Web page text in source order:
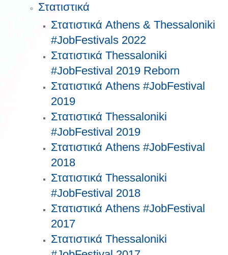
Στατιστικά
Στατιστικά Athens & Thessaloniki
#JobFestivals 2022
Στατιστικά Thessaloniki
#JobFestival 2019 Reborn
Στατιστικά Athens #JobFestival
2019
Στατιστικά Thessaloniki
#JobFestival 2019
Στατιστικά Athens #JobFestival
2018
Στατιστικά Thessaloniki
#JobFestival 2018
Στατιστικά Athens #JobFestival
2017
Στατιστικά Thessaloniki